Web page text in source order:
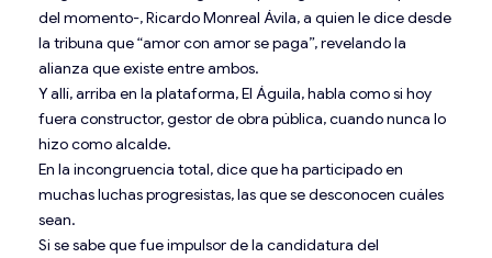
del momento-, Ricardo Monreal Ávila, a quien le dice desde
la tribuna que “amor con amor se paga”, revelando la
alianza que existe entre ambos.
Y allí, arriba en la plataforma, El Águila, habla como si hoy
fuera constructor, gestor de obra pública, cuando nunca lo
hizo como alcalde.
En la incongruencia total, dice que ha participado en
muchas luchas progresistas, las que se desconocen cuáles
sean.
Si se sabe que fue impulsor de la candidatura del